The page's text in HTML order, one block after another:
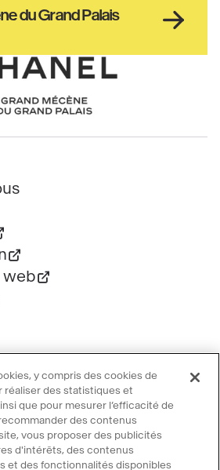
du Grand Palais
web
y compris des cookies de
réaliser des statistiques et
que pour mesurer l’efficacité de
des contenus
vous proposer des publicités
d'intérêts, des contenus
et des fonctionnalités disponibles